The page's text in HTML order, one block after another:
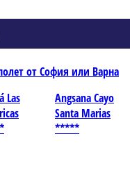
от София или Варна
Las
Angsana Cayo
Santa Marias
*****